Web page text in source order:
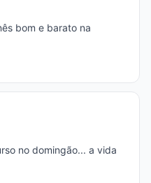
bom e barato na
no domingão... a vida